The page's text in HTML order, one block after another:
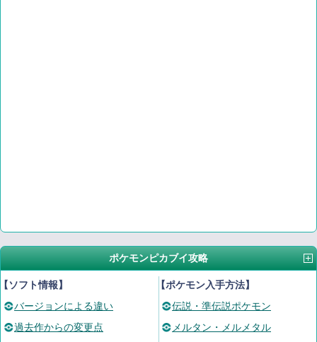
ポケモンピカブイ攻略
ソフト情報】
バージョンによる違い
過去作からの変更点
【ポケモン入手方法】
伝説・準伝説ポケモン
メルタン・メルメタル